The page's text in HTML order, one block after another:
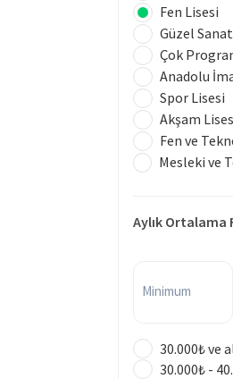
Fen Lisesi
Güzel
Çok
Anadolu
Spor Lisesi
Akşam
Fen ve
Aylık Ortalama
Minimum
30.000₺ ve
30.000₺ -